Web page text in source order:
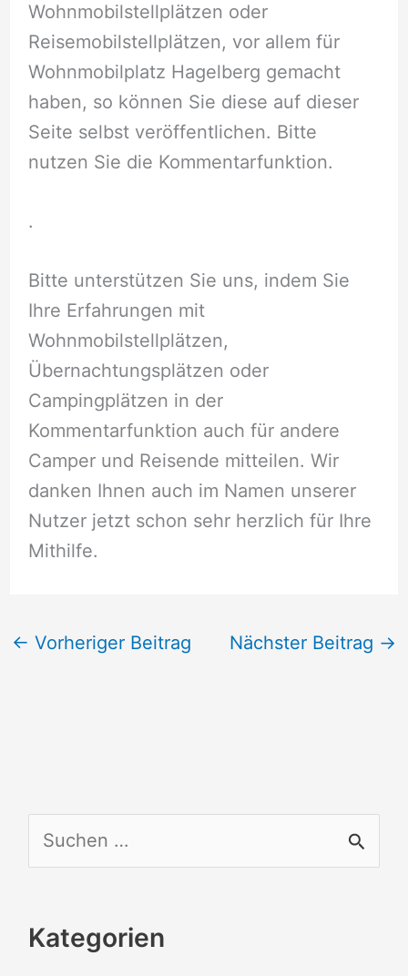
Wohnmobilstellplätzen oder
Reisemobilstellplätzen, vor allem für
Wohnmobilplatz Hagelberg gemacht
haben, so können Sie diese auf dieser
Seite selbst veröffentlichen. Bitte
nutzen Sie die Kommentarfunktion.
.
Bitte unterstützen Sie uns, indem Sie
Ihre Erfahrungen mit
Wohnmobilstellplätzen,
Übernachtungsplätzen oder
Campingplätzen in der
Kommentarfunktion auch für andere
Camper und Reisende mitteilen. Wir
danken Ihnen auch im Namen unserer
Nutzer jetzt schon sehr herzlich für Ihre
Mithilfe.
← Vorheriger Beitrag Nächster Beitrag →
u
h
Kategorien